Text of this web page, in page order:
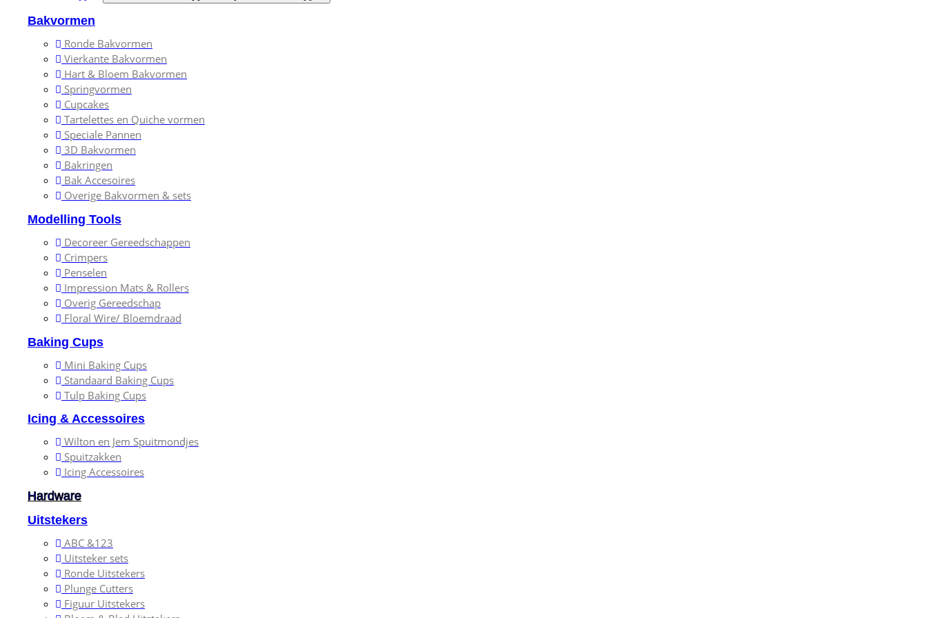
Bakvormen
Ronde Bakvormen
Vierkante Bakvormen
Hart & Bloem Bakvormen
Springvormen
Cupcakes
Tartelettes en Quiche vormen
Speciale Pannen
3D Bakvormen
Bakringen
Bak Accesoires
Overige Bakvormen & sets
Modelling Tools
Decoreer Gereedschappen
Crimpers
Penselen
Impression Mats & Rollers
Overig Gereedschap
Floral Wire/ Bloemdraad
Baking Cups
Mini Baking Cups
Standaard Baking Cups
Tulp Baking Cups
Icing & Accessoires
Wilton en Jem Spuitmondjes
Spuitzakken
Icing Accessoires
Hardware
Uitstekers
ABC &123
Uitsteker sets
Ronde Uitstekers
Plunge Cutters
Figuur Uitstekers